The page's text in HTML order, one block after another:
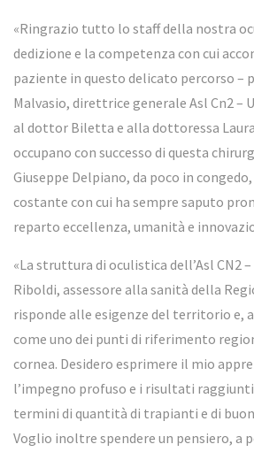
«Ringrazio tutto lo staff della nostra
dedizione e la competenza con cui
paziente in questo delicato percorso –
Malvasio, direttrice generale Asl Cn2 –
al dottor Biletta e alla dottoressa
occupano con successo di questa
Giuseppe Delpiano, da poco in
costante con cui ha sempre saputo
reparto eccellenza, umanità e
«La struttura di oculistica dell’Asl CN2
Riboldi, assessore alla sanità della
risponde alle esigenze del territorio e,
come uno dei punti di riferimento
cornea. Desidero esprimere il mio
l’impegno profuso e i risultati
termini di quantità di trapianti e di
Voglio inoltre spendere un pensiero, a